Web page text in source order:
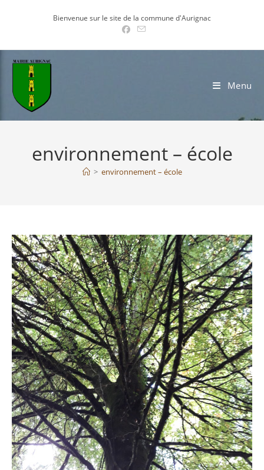
Bienvenue sur le site de la commune d'Aurignac
Menu
environnement – école
> environnement – école